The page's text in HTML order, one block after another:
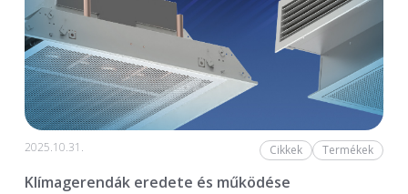
2025.10.31. Cikkek Termékek
Klímagerendák eredete és működése